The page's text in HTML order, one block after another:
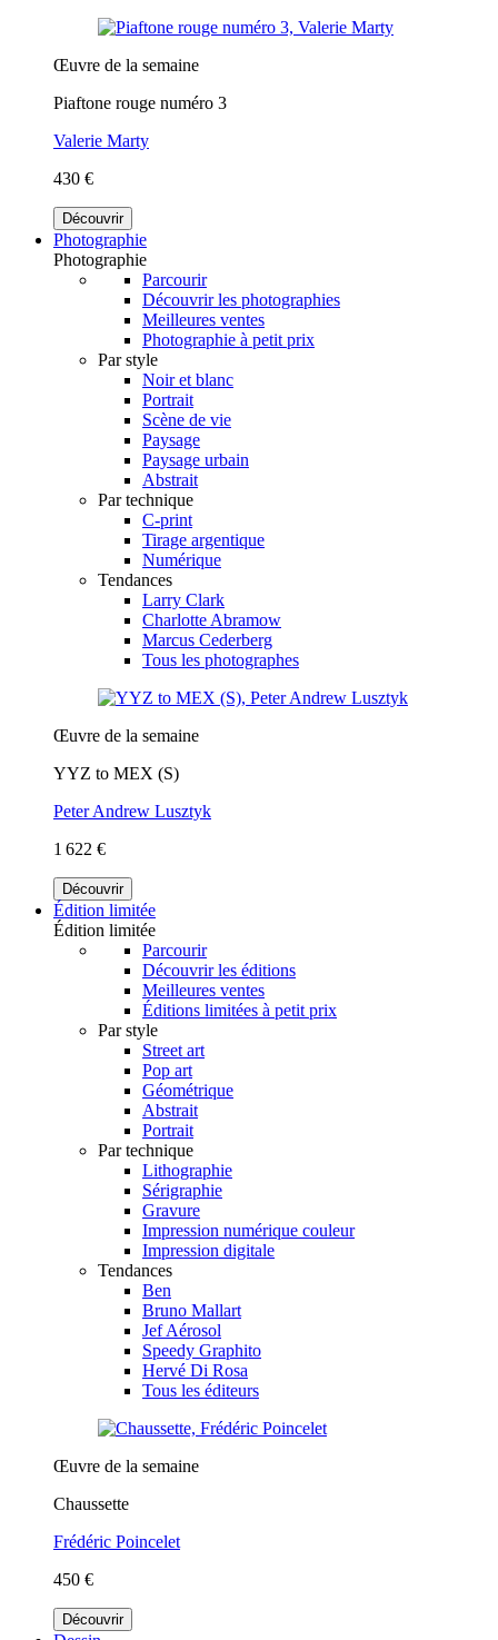
Œuvre de la semaine
Piaftone rouge numéro 3
Valerie Marty
430 €
Découvrir
Photographie
Photographie
Parcourir
Découvrir les photographies
Meilleures ventes
Photographie à petit prix
Par style
Noir et blanc
Portrait
Scène de vie
Paysage
Paysage urbain
Abstrait
Par technique
C-print
Tirage argentique
Numérique
Tendances
Larry Clark
Charlotte Abramow
Marcus Cederberg
Tous les photographes
Œuvre de la semaine
YYZ to MEX (S)
Peter Andrew Lusztyk
1 622 €
Découvrir
Édition limitée
Édition limitée
Parcourir
Découvrir les éditions
Meilleures ventes
Éditions limitées à petit prix
Par style
Street art
Pop art
Géométrique
Abstrait
Portrait
Par technique
Lithographie
Sérigraphie
Gravure
Impression numérique couleur
Impression digitale
Tendances
Ben
Bruno Mallart
Jef Aérosol
Speedy Graphito
Hervé Di Rosa
Tous les éditeurs
Œuvre de la semaine
Chaussette
Frédéric Poincelet
450 €
Découvrir